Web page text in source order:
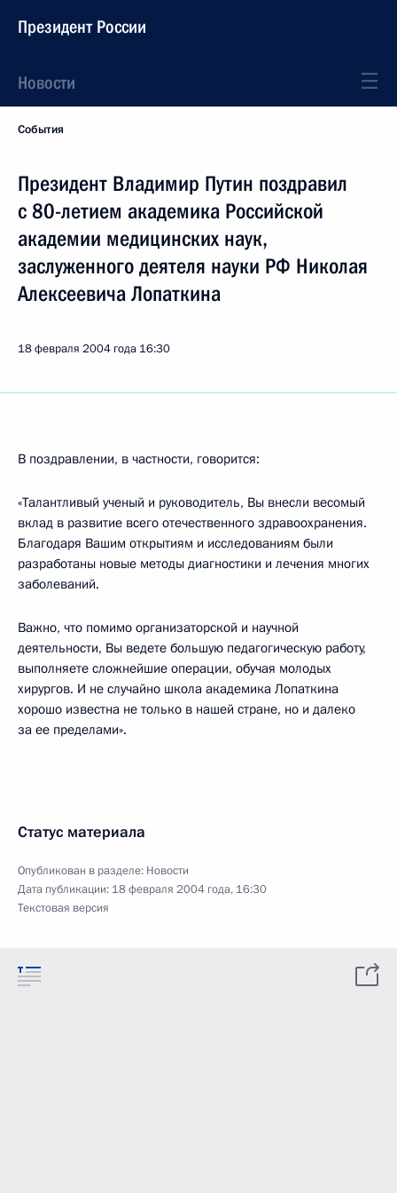
Президент России
Новости
События
Президент Владимир Путин поздравил
с 80-летием академика Российской
академии медицинских наук,
заслуженного деятеля науки РФ Николая
Алексеевича Лопаткина
18 февраля 2004 года 16:30
В поздравлении, в частности, говорится:
«Талантливый ученый и руководитель, Вы внесли весомый
вклад в развитие всего отечественного здравоохранения.
Благодаря Вашим открытиям и исследованиям были
разработаны новые методы диагностики и лечения многих
заболеваний.
Важно, что помимо организаторской и научной
деятельности, Вы ведете большую педагогическую работу,
выполняете сложнейшие операции, обучая молодых
хирургов. И не случайно школа академика Лопаткина
хорошо известна не только в нашей стране, но и далеко
за ее пределами».
Статус материала
Опубликован в разделе: Новости
Дата публикации: 18 февраля 2004 года, 16:30
Текстовая версия